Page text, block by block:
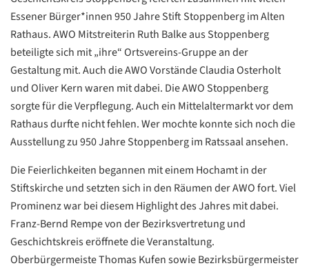
Essener Bürger*innen 950 Jahre Stift Stoppenberg im Alten
Rathaus. AWO Mitstreiterin Ruth Balke aus Stoppenberg
beteiligte sich mit „ihre“ Ortsvereins-Gruppe an der
Gestaltung mit. Auch die AWO Vorstände Claudia Osterholt
und Oliver Kern waren mit dabei. Die AWO Stoppenberg
sorgte für die Verpflegung. Auch ein Mittelaltermarkt vor dem
Rathaus durfte nicht fehlen. Wer mochte konnte sich noch die
Ausstellung zu 950 Jahre Stoppenberg im Ratssaal ansehen.
Die Feierlichkeiten begannen mit einem Hochamt in der
Stiftskirche und setzten sich in den Räumen der AWO fort. Viel
Prominenz war bei diesem Highlight des Jahres mit dabei.
Franz-Bernd Rempe von der Bezirksvertretung und
Geschichtskreis eröffnete die Veranstaltung.
Oberbürgermeiste Thomas Kufen sowie Bezirksbürgermeister